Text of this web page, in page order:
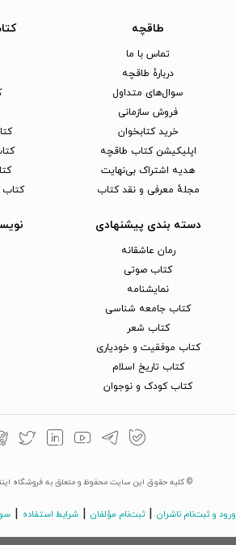
طاقچه
تماس با ما
دربارهٔ طاقچه
سوال‌های متداول
فروش سازمانی
خرید کتابخوان
اپلیکیشن کتاب طاقچه
هدیه اشتراک بی‌نهایت
مجلهٔ معرفی و نقد کتاب
دسته بندی پیشنهادی
رمان عاشقانه
کتاب‌ صوتی
نمایشنامه
کتاب جامعه شناسی
کتاب شعر
کتاب موفقیت و خودیاری
کتاب تاریخ اسلام
کتاب کودک و نوجوان
© کلیه حقوق این سایت محفوظ و متعلق به فروشگاه
ورود و ثبت‌نام ناشران ثبت‌نام مؤلفان شرایط استفاده